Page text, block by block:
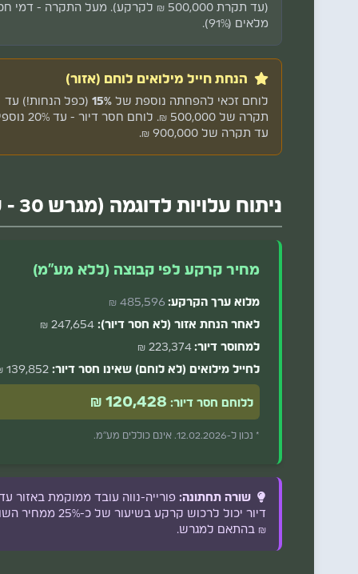
(עד תקרת 500,000 ₪ לקרקע). מעל התקרה - דמי
מלאים (91%).
הנחת חייל מילואים לוחם (אזור)
לוחם זכאי להפחתה נוספת של 15%(כפל הנחות!) עד
תקרה של 500,000 ₪. לוחם חסר דיור
עד תקרה של 900,000 ₪.
ניתוח עלויות לדוגמה (מגרש 30 - שטח 509 מ"ר)
מחיר קרקע לפי קבוצה (ללא מע"מ)
מלוא ערך הקרקע: 485,596 ₪
לאחר הנחת אזור (לא חסר דיור): 247,654 ₪
למחוסר דיור: 223,374 ₪
לחייל מילואים (לא לוחם) שאינו חסר דיור: 139,852 ₪
ללוחם חסר דיור: 120,428 ₪
* נכון ל-12.02.2026. אינם כוללים מע"מ.
שורה תחתונה:פורייה-נווה עובד ממוקמת באזור
₪ בהתאם למגרש.